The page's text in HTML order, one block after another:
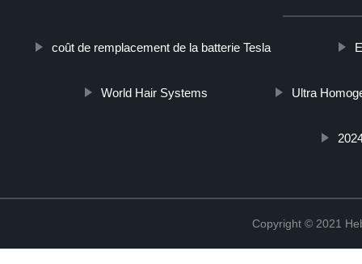
coût de remplacement de la batterie Tesla
World Hair Systems Ultra
Copyright © 2021